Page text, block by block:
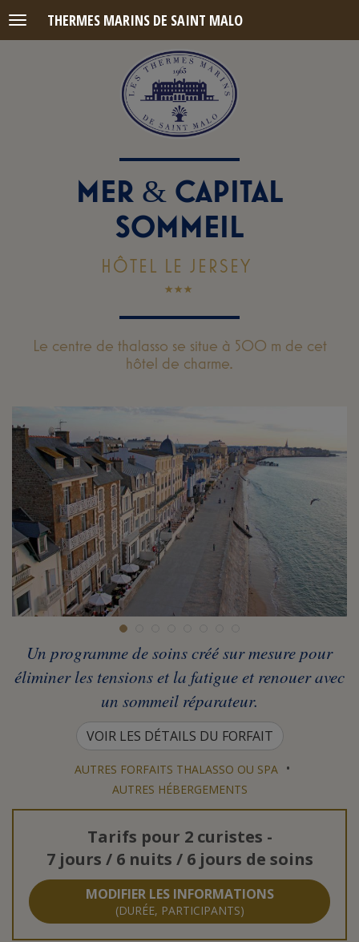
Menu THERMES MARINS DE SAINT MALO
MER & CAPITAL
SOMMEIL
HÔTEL LE JERSEY
Le centre de thalasso se situe à 500 m de cet
hôtel de charme.
Un programme de soins créé sur mesure pour
éliminer les tensions et la fatigue et renouer avec
un sommeil réparateur.
VOIR LES DÉTAILS DU FORFAIT
AUTRES FORFAITS THALASSO OU SPA •
AUTRES HÉBERGEMENTS
Tarifs pour 2 curistes -
7 jours / 6 nuits / 6 jours de soins
MODIFIER LES INFORMATIONS
(DURÉE, PARTICIPANTS)